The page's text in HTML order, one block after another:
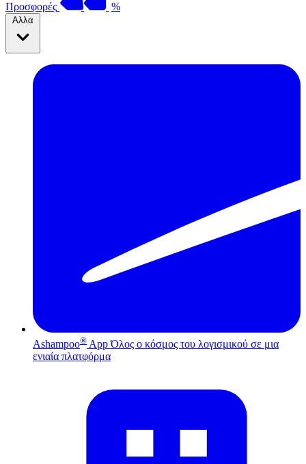
Προσφορές %
Αλλα
Ashampoo® App Όλος ο κόσμος του λογισμικού σε μια
ενιαία πλατφόρμα